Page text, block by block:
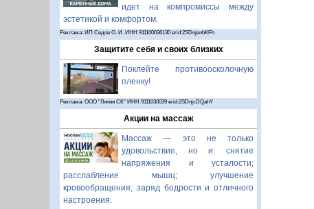
идет на компромиссы между
эстетикой и комфортом.
Реклама: ИП Седов О. И. ИНН 911100036130 erid:2SDnjenhKFh
Защитите себя и своих близких
Поклейте противоосколочную
пленку!
Реклама: ООО "Линия СК" ИНН 9111030039 erid:2SDnjcDQahY
Акции на массаж
Массаж — это не только
удовольствие, но и: снятие
напряжения и усталости;
расслабление мышц; улучшение
кровообращения; заряд бодрости и отличного
настроения.